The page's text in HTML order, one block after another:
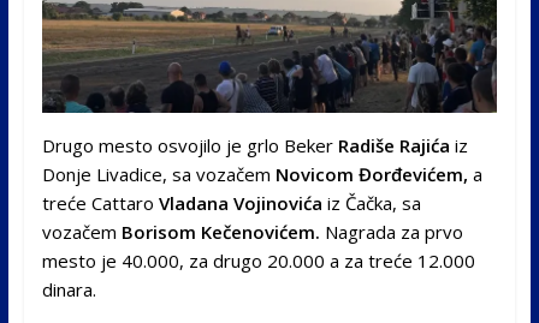
Drugo mesto osvojilo je grlo Beker Radiše Rajića iz
Donje Livadice, sa vozačem Novicom Đorđevićem, a
treće Cattaro Vladana Vojinovića iz Čačka, sa
vozačem Borisom Kečenovićem. Nagrada za prvo
mesto je 40.000, za drugo 20.000 a za treće 12.000
dinara.